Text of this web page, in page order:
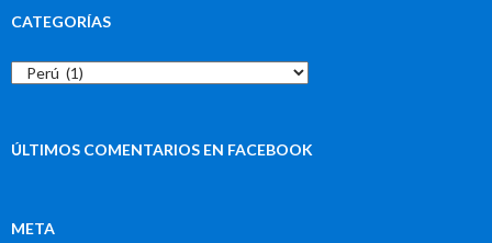
CATEGORÍAS
Categorías
ÚLTIMOS COMENTARIOS EN FACEBOOK
META